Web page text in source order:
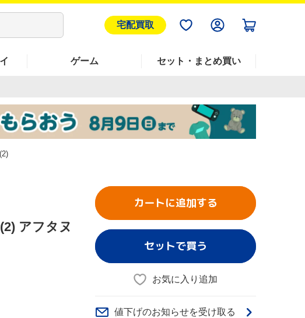
宅配買取
ゲーム セット・まとめ買い
アフタヌ
カートに追加する
セットで買う
お気に入り追加
値下げのお知らせを受け取る